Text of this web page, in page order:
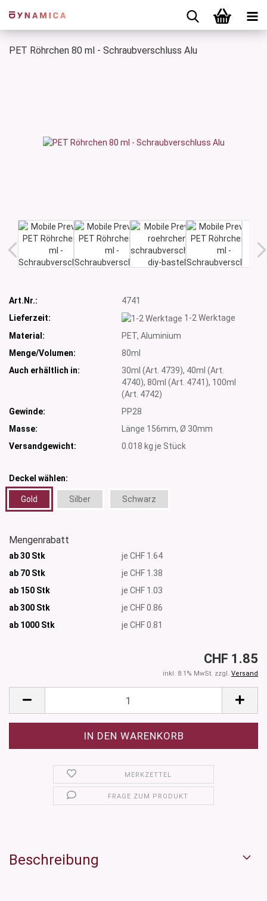
PET Röhrchen 80 ml - Schraubverschluss Alu
Art.Nr.:
4741
Lieferzeit:
1-2 Werktage
Material:
PET, Aluminium
Menge/Volumen:
80ml
Auch erhältlich in:
30ml (Art. 4739), 40ml (Art.
4740), 80ml (Art. 4741), 100ml
(Art. 4742)
Gewinde:
PP28
Masse:
Länge 156mm, Ø 30mm
Versandgewicht:
0.018 kg je Stück
Deckel wählen:
Gold Silber Schwarz
Mengenrabatt
ab 30 Stk
je CHF 1.64
ab 70 Stk
je CHF 1.38
ab 150 Stk
je CHF 1.03
ab 300 Stk
je CHF 0.86
ab 1000 Stk je CHF 0.81
CHF 1.85
inkl. 8.1% MwSt. zzgl. Versand
MERKZETTEL
FRAGE ZUM PRODUKT
Beschreibung